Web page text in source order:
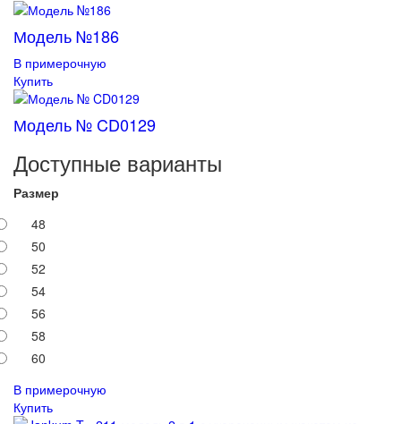
Модель №186
В примерочную
Купить
Модель № CD0129
Доступные варианты
Размер
48
50
52
54
56
58
60
В примерочную
Купить